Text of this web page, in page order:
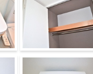
収納